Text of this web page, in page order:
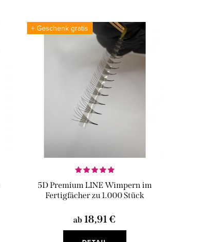
+ Geschenk gratis
5D Premium LINE Wimpern im
Fertigfächer zu 1.000 Stück
ab 18,91 €